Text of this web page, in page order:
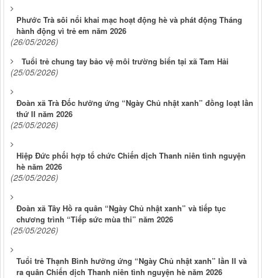
Phước Trà sôi nổi khai mạc hoạt động hè và phát động Tháng
hành động vì trẻ em năm 2026
(26/05/2026)
Tuổi trẻ chung tay bảo vệ môi trường biển tại xã Tam Hải
(25/05/2026)
Đoàn xã Trà Đốc hưởng ứng “Ngày Chủ nhật xanh” đồng loạt lần
thứ II năm 2026
(25/05/2026)
Hiệp Đức phối hợp tổ chức Chiến dịch Thanh niên tình nguyện
hè năm 2026
(25/05/2026)
Đoàn xã Tây Hồ ra quân “Ngày Chủ nhật xanh” và tiếp tục
chương trình “Tiếp sức mùa thi” năm 2026
(25/05/2026)
Tuổi trẻ Thạnh Bình hưởng ứng “Ngày Chủ nhật xanh” lần II và
ra quân Chiến dịch Thanh niên tình nguyện hè năm 2026